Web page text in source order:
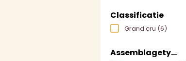
Classificatie
Grand cru (6)
Assemblagetype